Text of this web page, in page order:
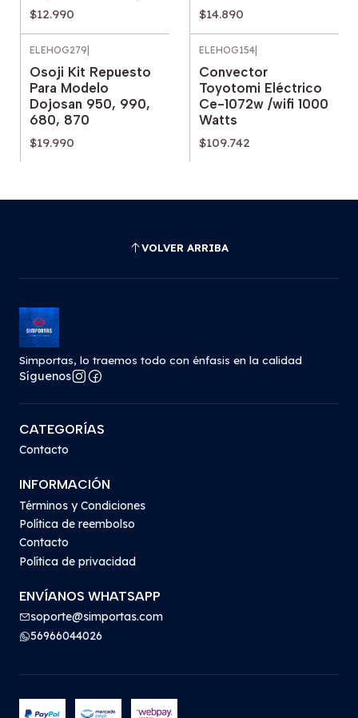
$12.990 $14.890
ELEHOG279|
Osoji Kit Repuesto
Para Modelo
Dojosan 950, 990,
680, 870
$19.990
ELEHOG154|
Convector
Toyotomi Eléctrico
Ce-1072w /wifi 1000
Watts
$109.742
VOLVER ARRIBA
Simportas, lo traemos todo con énfasis en la calidad
Síguenos
CATEGORÍAS
Contacto
INFORMACIÓN
Términos y Condiciones
Política de reembolso
Contacto
Política de privacidad
ENVÍANOS WHATSAPP
soporte@simportas.com
56966044026